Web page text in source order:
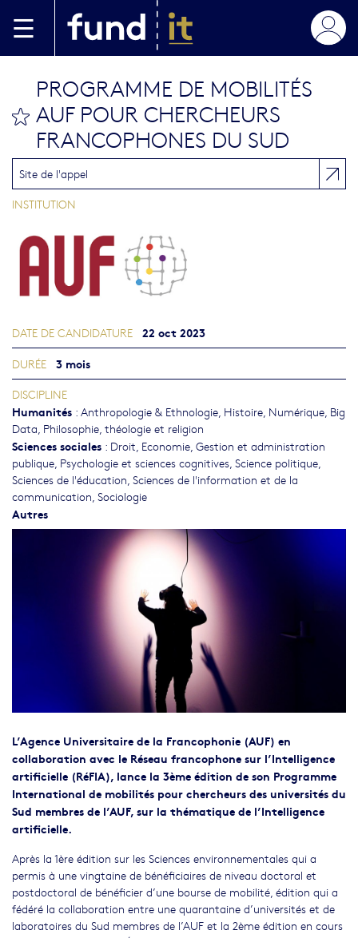
bookmark this
PROGRAMME DE MOBILITÉS
AUF POUR CHERCHEURS
FRANCOPHONES DU SUD
L’Agence Universitaire de la Francophonie (AUF) en
collaboration avec le Réseau francophone sur l’Intelligence
artificielle (RéFIA), lance la 3ème édition de son Programme
International de mobilités pour chercheurs des universités du
Sud membres de l’AUF, sur la thématique de l’Intelligence
artificielle.
Après la 1ère édition sur les Sciences environnementales qui a
permis à une vingtaine de bénéficiaires de niveau doctoral et
postdoctoral de bénéficier d’une bourse de mobilité, édition qui a
fédéré la collaboration entre une quarantaine d’universités et de
laboratoires du Sud membres de l’AUF et la 2ème édition en cours
Site de l'appel
INSTITUTION
DATE DE CANDIDATURE 22 oct 2023
DURÉE 3 mois
DISCIPLINE
Humanités : Anthropologie & Ethnologie, Histoire, Numérique, Big
Data, Philosophie, théologie et religion
Sciences sociales : Droit, Economie, Gestion et administration
publique, Psychologie et sciences cognitives, Science politique,
Sciences de l'éducation, Sciences de l'information et de la
communication, Sociologie
Autres